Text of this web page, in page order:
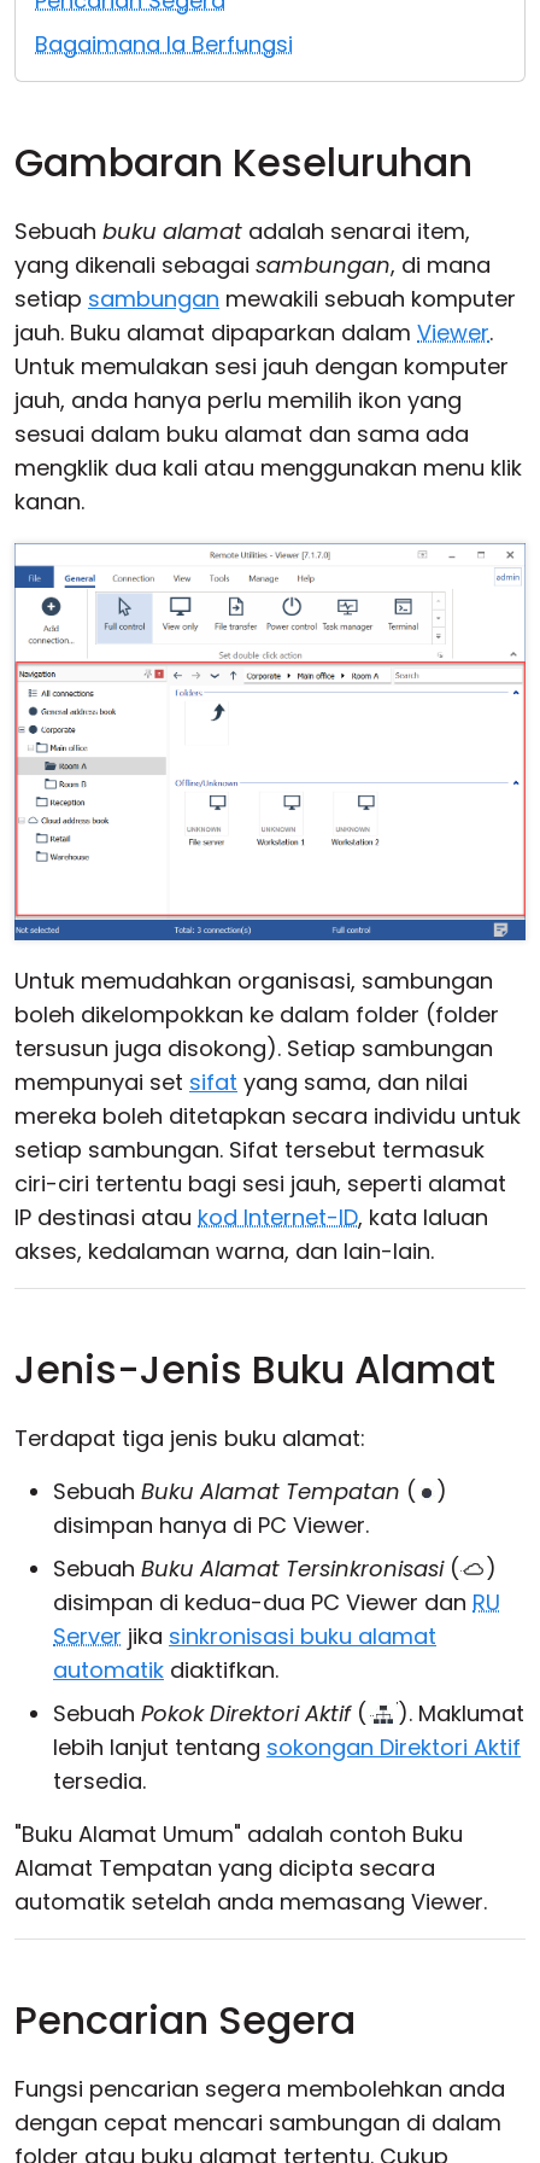
Bagaimana Ia Berfungsi
Gambaran Keseluruhan
Sebuah buku alamat adalah senarai item,
yang dikenali sebagai sambungan, di mana
setiap sambungan mewakili sebuah komputer
jauh. Buku alamat dipaparkan dalam Viewer.
Untuk memulakan sesi jauh dengan komputer
jauh, anda hanya perlu memilih ikon yang
sesuai dalam buku alamat dan sama ada
mengklik dua kali atau menggunakan menu klik
kanan.
Untuk memudahkan organisasi, sambungan
boleh dikelompokkan ke dalam folder (folder
tersusun juga disokong). Setiap sambungan
mempunyai set sifat yang sama, dan nilai
mereka boleh ditetapkan secara individu untuk
setiap sambungan. Sifat tersebut termasuk
ciri-ciri tertentu bagi sesi jauh, seperti alamat
IP destinasi atau kod Internet-ID, kata laluan
akses, kedalaman warna, dan lain-lain.
Jenis-Jenis Buku Alamat
Terdapat tiga jenis buku alamat:
Sebuah Buku Alamat Tempatan (
)
disimpan hanya di PC Viewer.
Sebuah Buku Alamat Tersinkronisasi(
)
disimpan di kedua-dua PC Viewer dan RU
Server jika sinkronisasi buku alamat
automatik diaktifkan.
Sebuah Pokok Direktori Aktif(
). Maklumat
lebih lanjut tentang sokongan Direktori Aktif
tersedia.
"Buku Alamat Umum" adalah contoh Buku
Alamat Tempatan yang dicipta secara
automatik setelah anda memasang Viewer.
Pencarian Segera
Fungsi pencarian segera membolehkan anda
dengan cepat mencari sambungan di dalam
folder atau buku alamat tertentu. Cukup
Awan & Di Dalam Premis